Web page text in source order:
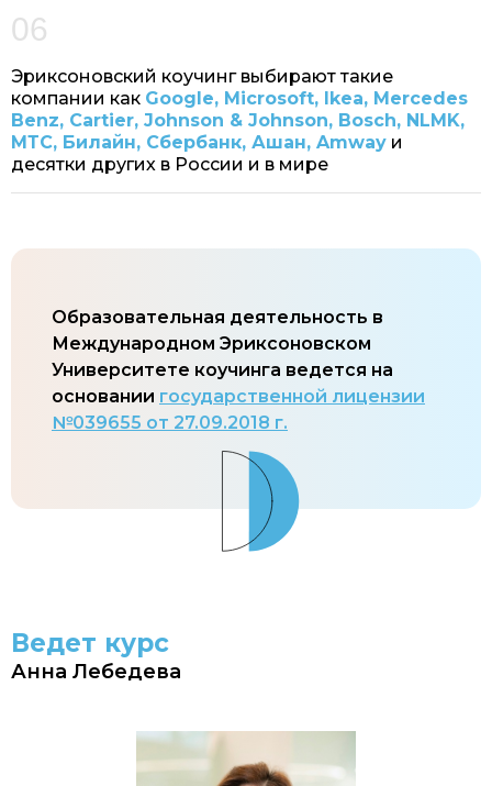
06
Эриксоновский коучинг выбирают такие
компании как Google, Microsoft, Ikea, Mercedes
Benz, Cartier, Johnson & Johnson, Bosch, NLMK,
МТС, Билайн, Сбербанк, Ашан, Amway и
десятки других в России и в мире
Образовательная деятельность в
Международном Эриксоновском
Университете коучинга ведется на
основании государственной лицензии
№039655 от 27.09.2018 г.
Ведет курс
Анна Лебедева